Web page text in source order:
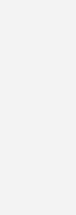
in
Parametrierung